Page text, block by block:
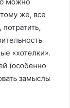
же, все
«хотелки».
(особенно
замыслы